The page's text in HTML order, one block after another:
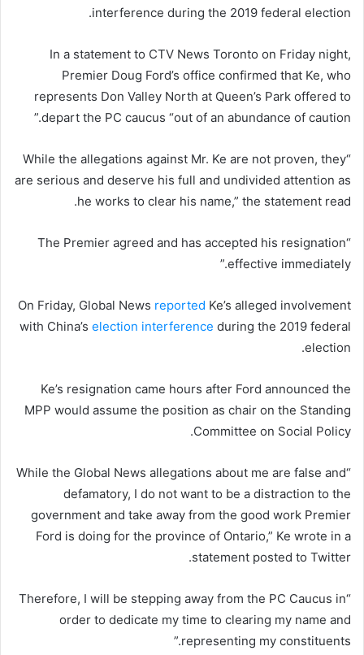
interference during the 2019 federal election.
In a statement to CTV News Toronto on Friday night,
Premier Doug Ford’s office confirmed that Ke, who
represents Don Valley North at Queen’s Park offered to
depart the PC caucus “out of an abundance of caution.”
“While the allegations against Mr. Ke are not proven, they
are serious and deserve his full and undivided attention as
he works to clear his name,” the statement read.
“The Premier agreed and has accepted his resignation
effective immediately.”
On Friday, Global News reported Ke’s alleged involvement
with China’s election interference during the 2019 federal
election.
Ke’s resignation came hours after Ford announced the
MPP would assume the position as chair on the Standing
Committee on Social Policy.
“While the Global News allegations about me are false and
defamatory, I do not want to be a distraction to the
government and take away from the good work Premier
Ford is doing for the province of Ontario,” Ke wrote in a
statement posted to Twitter.
“Therefore, I will be stepping away from the PC Caucus in
order to dedicate my time to clearing my name and
representing my constituents.”